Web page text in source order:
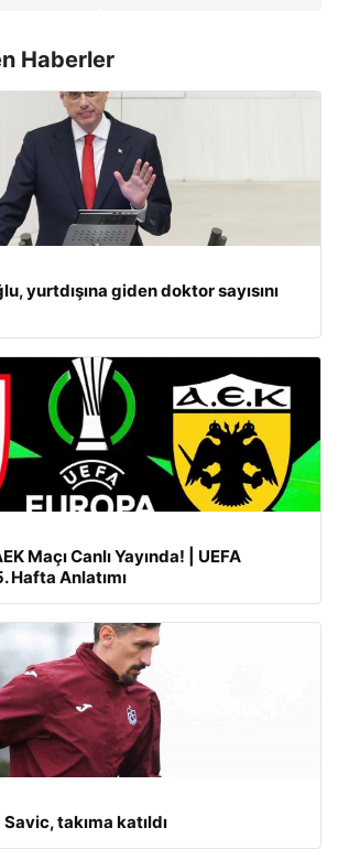
Haberler
yurtdışına giden doktor sayısını
Maçı Canlı Yayında! | UEFA
Hafta Anlatımı
takıma katıldı